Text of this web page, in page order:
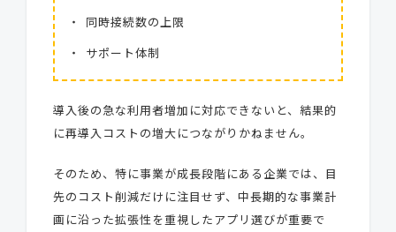
同時接続数の上限
サポート体制
導入後の急な利用者増加に対応できないと、結果的
に再導入コストの増大につながりかねません。
そのため、特に事業が成長段階にある企業では、目
先のコスト削減だけに注目せず、中長期的な事業計
画に沿った拡張性を重視したアプリ選びが重要で